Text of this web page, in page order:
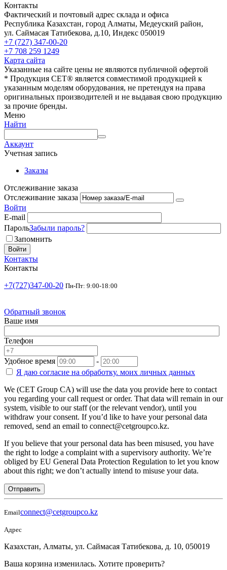
Контакты
Фактический и почтовый адрес склада и офиса
Республика Казахстан, город Алматы, Медеуский район,
ул. Саймасая Татибекова, д.10, Индекс 050019
+7 (727) 347-00-20
+7 708 259 1249
Карта сайта
Указанные на сайте цены не являются публичной офертой
* Продукция СЕТ® является совместимой продукцией к
указанным моделям оборудования, не претендуя на права
оригинальных производителей и не выдавая свою продукцию
за прочие бренды.
Меню
Найти
Аккаунт
Учетная запись
Заказы
Отслеживание заказа
Отслеживание заказа
Войти
E-mail
ПарольЗабыли пароль?
Запомнить
Войти
Контакты
Контакты
+7(727)347-00-20 Пн-Пт: 9:00-18:00
Обратный звонок
Ваше имя
Телефон
Удобное время
-
Я даю согласие на обработку. моих личных данных
We (CET Group CA) will use the data you provide here to contact
you regarding your call request or order. That data will remain in our
system, visible to our staff (or the relevant vendor), until you
withdraw your consent. If you’d like to have your personal data
removed, send an email to connect@cetgroupco.kz.
If you believe that your personal data has been misused, you have
the right to lodge a complaint with a supervisory authority. We’re
obliged by EU General Data Protection Regulation to let you know
about this right; we don’t actually intend to misuse your data.
Отправить
Emailconnect@cetgroupco.kz
Адрес
Казахстан, Алматы, ул. Саймасая Татибекова, д. 10, 050019
Ваша корзина изменилась. Хотите проверить?